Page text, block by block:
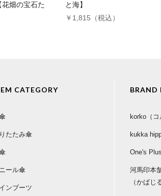
畑の宝石た
と海】
￥1,815（税込）
CATEGORY
たたみ傘
ール傘
ンブーツ
BRAND
korko（コ
kukka
One's Plus
河馬印本
（かばじ